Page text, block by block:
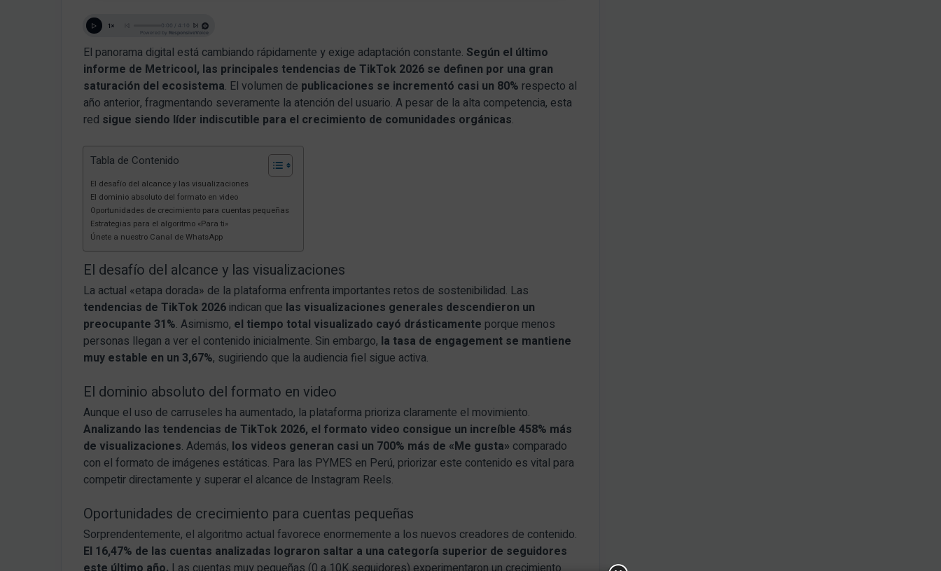
El panorama digital está cambiando rápidamente y exige adaptación constante. Según el último
informe de Metricool, las principales tendencias de TikTok 2026 se definen por una gran
saturación del ecosistema. El volumen de publicaciones se incrementó casi un 80% respecto al
año anterior, fragmentando severamente la atención del usuario. A pesar de la alta competencia, esta
red sigue siendo líder indiscutible para el crecimiento de comunidades orgánicas.
Tabla de Contenido
El desafío del alcance y las visualizaciones
El dominio absoluto del formato en video
Oportunidades de crecimiento para cuentas pequeñas
Estrategias para el algoritmo «Para ti»
Únete a nuestro Canal de WhatsApp
El desafío del alcance y las visualizaciones
La actual «etapa dorada» de la plataforma enfrenta importantes retos de sostenibilidad. Las
tendencias de TikTok 2026 indican que las visualizaciones generales descendieron un
preocupante 31%. Asimismo, el tiempo total visualizado cayó drásticamente porque menos
personas llegan a ver el contenido inicialmente. Sin embargo, la tasa de engagement se mantiene
muy estable en un 3,67%, sugiriendo que la audiencia fiel sigue activa.
El dominio absoluto del formato en video
Aunque el uso de carruseles ha aumentado, la plataforma prioriza claramente el movimiento.
Analizando las tendencias de TikTok 2026, el formato video consigue un increíble 458% más
de visualizaciones. Además, los videos generan casi un 700% más de «Me gusta» comparado
con el formato de imágenes estáticas. Para las PYMES en Perú, priorizar este contenido es vital para
competir directamente y superar el alcance de Instagram Reels.
Oportunidades de crecimiento para cuentas pequeñas
Sorprendentemente, el algoritmo actual favorece enormemente a los nuevos creadores de contenido.
El 16,47% de las cuentas analizadas lograron saltar a una categoría superior de seguidores